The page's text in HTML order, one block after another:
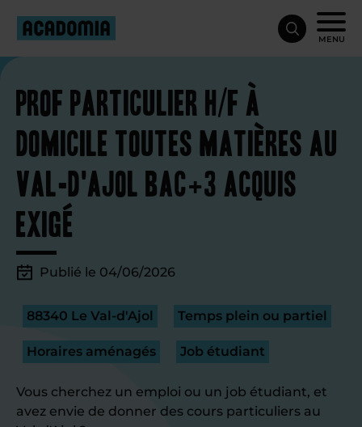
MENU
Prof particulier H/F à
domicile toutes matières au
Val-d'Ajol Bac+3 acquis
exigé
Publié le 04/06/2026
88340 Le Val-d'Ajol Temps plein ou partiel
Horaires aménagés Job étudiant
Vous cherchez un emploi ou un job étudiant, et
avez envie de donner des cours particuliers au